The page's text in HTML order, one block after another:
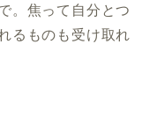
。焦って自分とつ
るものも受け取れ